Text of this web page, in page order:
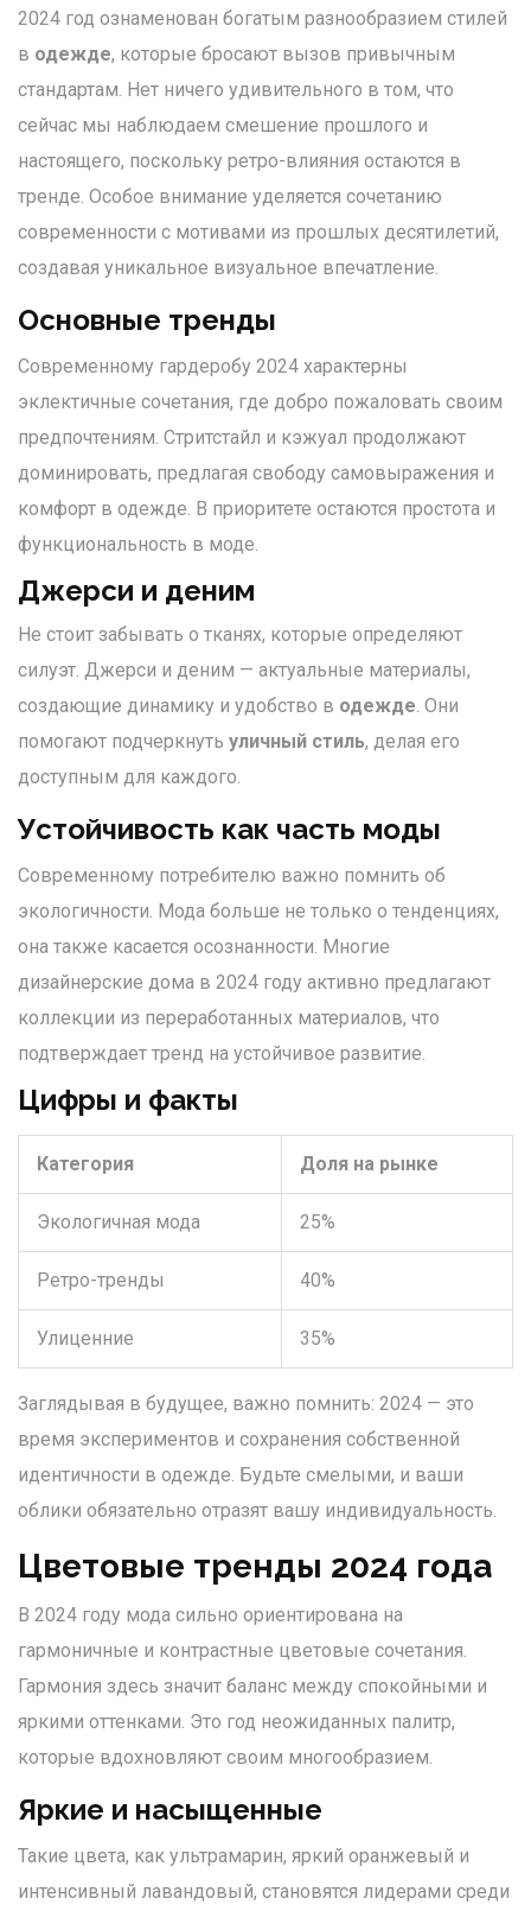
2024 год ознаменован богатым разнообразием стилей
в одежде, которые бросают вызов привычным
стандартам. Нет ничего удивительного в том, что
сейчас мы наблюдаем смешение прошлого и
настоящего, поскольку ретро-влияния остаются в
тренде. Особое внимание уделяется сочетанию
современности с мотивами из прошлых десятилетий,
создавая уникальное визуальное впечатление.
Основные тренды
Современному гардеробу 2024 характерны
эклектичные сочетания, где добро пожаловать своим
предпочтениям. Стритстайл и кэжуал продолжают
доминировать, предлагая свободу самовыражения и
комфорт в одежде. В приоритете остаются простота и
функциональность в моде.
Джерси и деним
Не стоит забывать о тканях, которые определяют
силуэт. Джерси и деним — актуальные материалы,
создающие динамику и удобство в одежде. Они
помогают подчеркнуть уличный стиль, делая его
доступным для каждого.
Устойчивость как часть моды
Современному потребителю важно помнить об
экологичности. Мода больше не только о тенденциях,
она также касается осознанности. Многие
дизайнерские дома в 2024 году активно предлагают
коллекции из переработанных материалов, что
подтверждает тренд на устойчивое развитие.
Цифры и факты
Категория Доля на рынке
Экологичная мода 25%
Ретро-тренды 40%
Улиценние 35%
Заглядывая в будущее, важно помнить: 2024 — это
время экспериментов и сохранения собственной
идентичности в одежде. Будьте смелыми, и ваши
облики обязательно отразят вашу индивидуальность.
Цветовые тренды 2024 года
В 2024 году мода сильно ориентирована на
гармоничные и контрастные цветовые сочетания.
Гармония здесь значит баланс между спокойными и
яркими оттенками. Это год неожиданных палитр,
которые вдохновляют своим многообразием.
Яркие и насыщенные
Такие цвета, как ультрамарин, яркий оранжевый и
интенсивный лавандовый, становятся лидерами среди